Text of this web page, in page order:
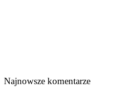
Najnowsze komentarze